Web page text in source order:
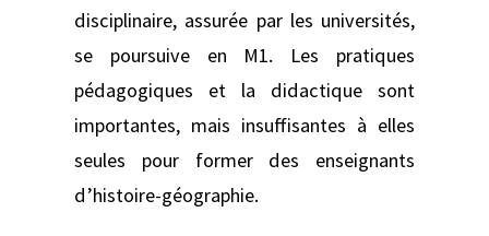
disciplinaire, assurée par les universités,
se poursuive en M1. Les pratiques
pédagogiques et la didactique sont
importantes, mais insuffisantes à elles
seules pour former des enseignants
d’histoire-géographie.